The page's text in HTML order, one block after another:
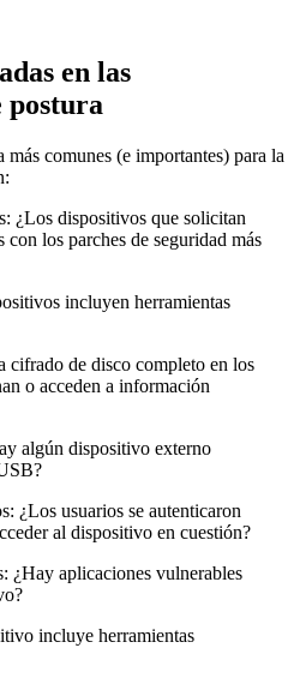
en las
postura
comunes (e importantes) para la
¿Los dispositivos que solicitan
con los parches de seguridad más
incluyen herramientas
cifrado de disco completo en los
o acceden a información
algún dispositivo externo
¿Los usuarios se autenticaron
al dispositivo en cuestión?
¿Hay aplicaciones vulnerables
incluye herramientas